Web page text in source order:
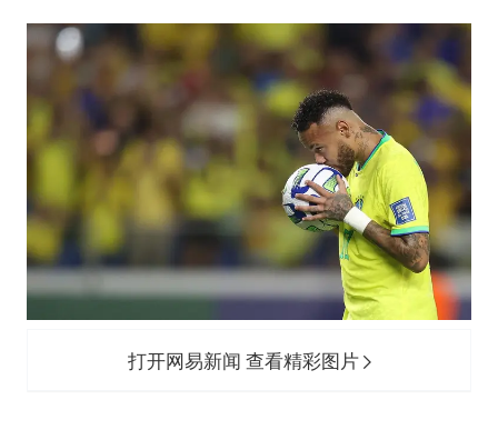
日本试射“战斧”导弹，国防部回应
胡彦斌韩磊 谁帮谁
夯实基础开新局
打开网易新闻 查看精彩图片